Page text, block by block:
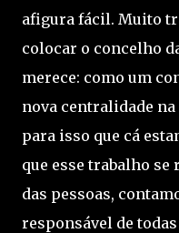
afigura fácil. Muito
colocar o concelho
merece: como um
nova centralidade na
para isso que cá
que esse trabalho
das pessoas,
responsável de